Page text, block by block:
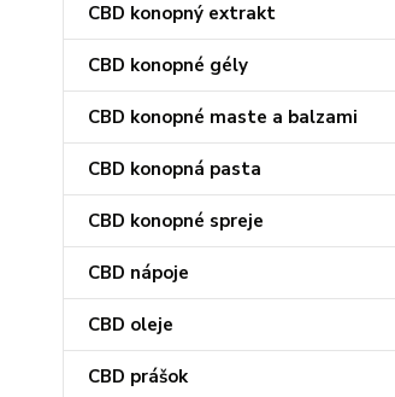
CBD konopný extrakt
CBD konopné gély
CBD konopné maste a balzami
CBD konopná pasta
CBD konopné spreje
CBD nápoje
CBD oleje
CBD prášok